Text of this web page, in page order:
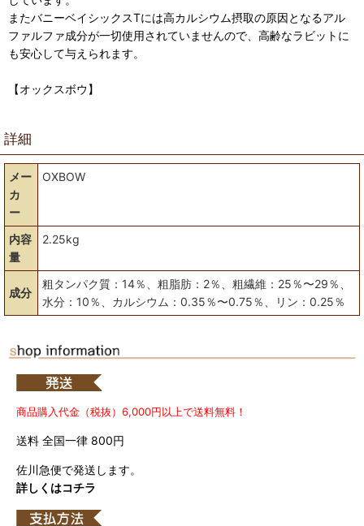
またバニーベイシックスTには高カルシウム摂取の原因となるアル
ファルファ成分が一切使用されていませんので、高齢なラビットに
も安心して与えられます。
【オックスボウ】
詳細
メー
カ
ー
OXBOW
内容
量
2.25kg
成分
粗タンパク質：14％、粗脂肪：2％、粗繊維：25％〜29％、
水分：10％、カルシウム：0.35％〜0.75％、リン：0.25％
商品購入代金（税抜）6,000円以上で送料無料！
送料 全国一律 800円
佐川急便で発送します。
詳しくはコチラ